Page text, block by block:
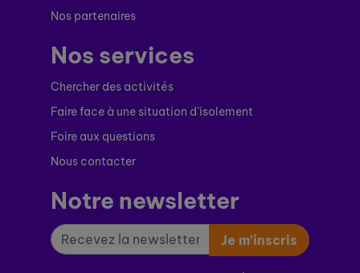
Nos partenaires
Nos services
Chercher des activités
Faire face à une situation d’isolement
Foire aux questions
Nous contacter
Notre newsletter
Je m’inscris